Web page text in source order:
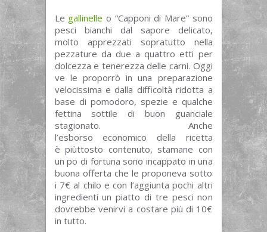
Le gallinelle o “Capponi di Mare” sono
pesci bianchi dal sapore delicato,
molto apprezzati sopratutto nella
pezzature da due a quattro etti per
dolcezza e tenerezza delle carni. Oggi
ve le proporrò in una preparazione
velocissima e dalla difficoltà ridotta a
base di pomodoro, spezie e qualche
fettina sottile di buon guanciale
stagionato. Anche
l’esborso economico della ricetta
è piùttosto contenuto, stamane con
un po di fortuna sono incappato in una
buona offerta che le proponeva sotto
i 7€ al chilo e con l’aggiunta pochi altri
ingredienti un piatto di tre pesci non
dovrebbe venirvi a costare più di 10€
in tutto.